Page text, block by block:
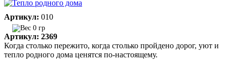
Артикул: 010
0 гр
Артикул: 2369
Когда столько пережито, когда столько пройдено дорог, уют и
тепло родного дома ценятся по-настоящему.